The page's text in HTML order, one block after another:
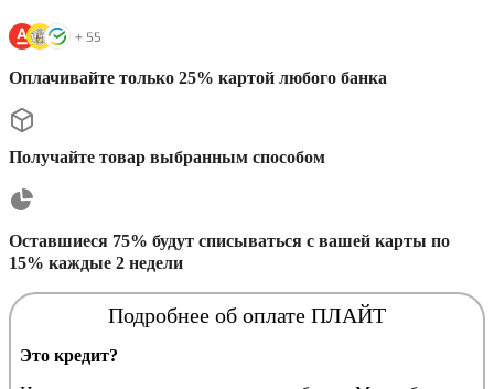
Оплачивайте только 25% картой любого банка
Получайте товар выбранным способом
Оставшиеся 75% будут списываться с вашей карты по
15% каждые 2 недели
Подробнее об оплате ПЛАЙТ
Это кредит?